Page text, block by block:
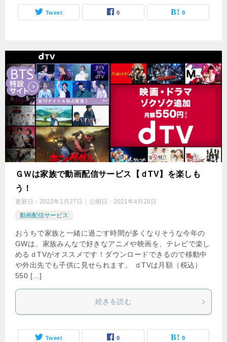
Tweet 0 0
ＧＷは家族で動画配信サービス【ｄTV】を楽しも
う！
更新日： 2022年1月27日 公開日： 2021年4月28日
動画配信サービス
おうちで家族と一緒に過ごす時間が多くなりそうな今年の
GWは、家族みんなで好きなアニメや映画を、テレビで楽し
めるｄTVがオススメです！ダウンロードできるので移動中
や外出先でも子供に見せられます。 ｄTVは月額（税込）
550 […]
続きを読む
Tweet 0 0